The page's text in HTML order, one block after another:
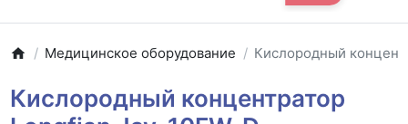
Медицинское оборудование Кислородный
Кислородный концентратор